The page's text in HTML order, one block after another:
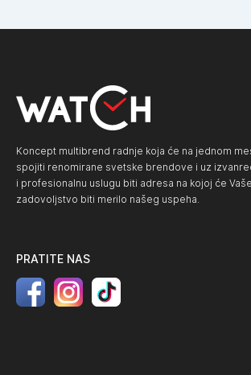
Koncept multibrend radnje koja će na jednom
spojiti renomirane svetske brendove i uz
i profesionalnu uslugu biti adresa na kojoj će Vaše
zadovoljstvo biti merilo našeg uspeha.
PRATITE NAS